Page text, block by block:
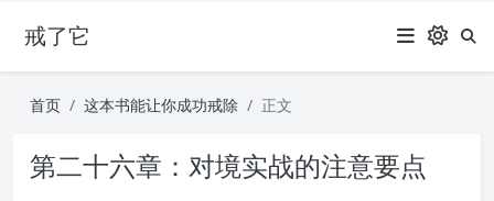
戒了它
首页 这本书能让你成功戒除 正文
第二十六章：对境实战的注意要点